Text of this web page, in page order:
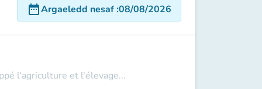
date_rangeArgaeledd nesaf:08/08/2026
l'agriculture et l'élevage...